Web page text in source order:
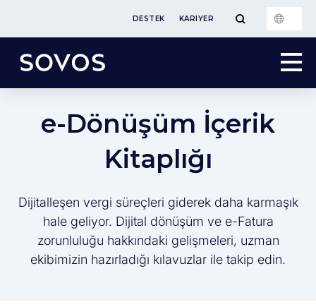
DESTEK KARIYER
e-Dönüşüm İçerik
Kitaplığı
Dijitalleşen vergi süreçleri giderek daha karmaşık
hale geliyor. Dijital dönüşüm ve e-Fatura
zorunluluğu hakkındaki gelişmeleri, uzman
ekibimizin hazırladığı kılavuzlar ile takip edin.